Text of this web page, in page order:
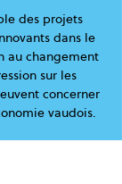
des projets
dans le
au changement
sur les
concerner
vaudois.